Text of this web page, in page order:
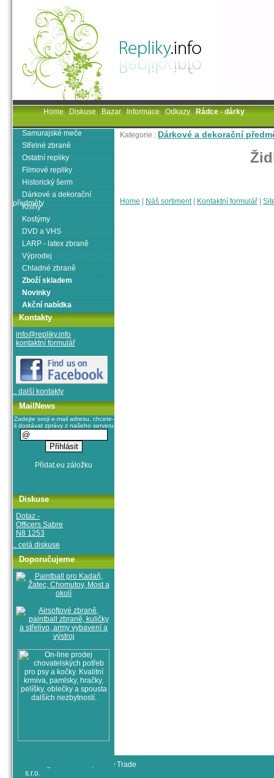
Kategorie : Dárkové a dekorační
Home Náš sortiment| Kontaktní formulář
Samurajské meče
Střelné zbraně
Ostatní repliky
Filmové repliky
Historický šerm
Dárkové a dekorační
předměty
Knihy
Kostýmy
DVD a VHS
LARP - latex zbraně
Výprodej
Chladné zbraně
Zboží skladem
Novinky
Akční nabídka
Kontakty
info@repliky.info
kontaktní formulář
.. další kontakty
MailNews
Zadejte svoji e-mail adresu, chcete-
li dostávat zprávy z našeho serveru
Diskuse
Dotaz -
Officers Sabre
N8 1253
.. celá diskuse
Doporučujeme
Home|Diskuse|Bazar|Informace|Odkazy|Rádce - dárky
© All rights reserved, RYJO Trade
s.r.o.